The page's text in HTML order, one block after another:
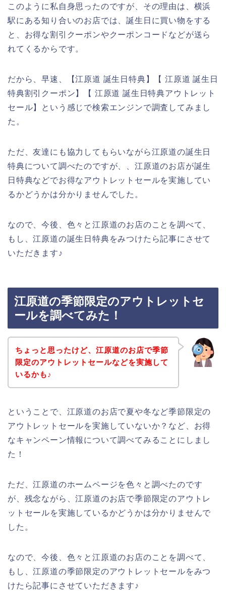
このように私自身思ったのですが、その理由は、横浜
駅にある知り合いのお店では、誕生日に買い物をする
と、お得な割引クーポンやクーポンコードなどが送ら
れてくるからです。
だから、早速、【江原道 誕生日特典】【 江原道 誕生日
特典割引クーポン】【 江原道 誕生日特典アウトレット
セール】という感じで検索エンジンで調査してみまし
た。
ただ、友達にも協力してもらいながら江原道の誕生日
特典について調べたのですが、、江原道のお店が誕生
日特典などでお得なアウトレットセールを実施してい
るかどうかは分かりませんでした。
なので、今後、色々と江原道のお店のことを調べて、
もし、江原道の誕生日特典をみつけたら記事にさせて
いただきます♪
江原道の季節限定のアウトレットセ
ールを調べてみた！
ちょっと思ったけど、江原道のお店で季節
限定のアウトレットセールなどを実施して
いるかも♪
ということで、江原道のお店で夏や冬など季節限定の
アウトレットセールを実施していないか？など、お得
なキャンペーン情報について調べてみることにしまし
た！
ただ、江原道のホームページを色々と調べたのです
が、残念ながら、江原道のお店で季節限定のアウトレ
ットセールを実施しているかどうかは分かりませんで
した。
なので、今後、色々と江原道のお店のことを調べて、
もし、江原道の季節限定のアウトレットセールをみつ
けたら記事にさせていただきます♪